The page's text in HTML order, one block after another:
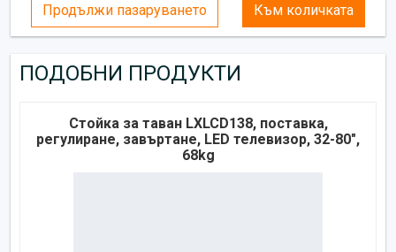
Продължи пазаруването Към количката
ПОДОБНИ ПРОДУКТИ
Стойка за таван LXLCD138, поставка,
регулиране, завъртане, LED телевизор, 32-80",
68kg